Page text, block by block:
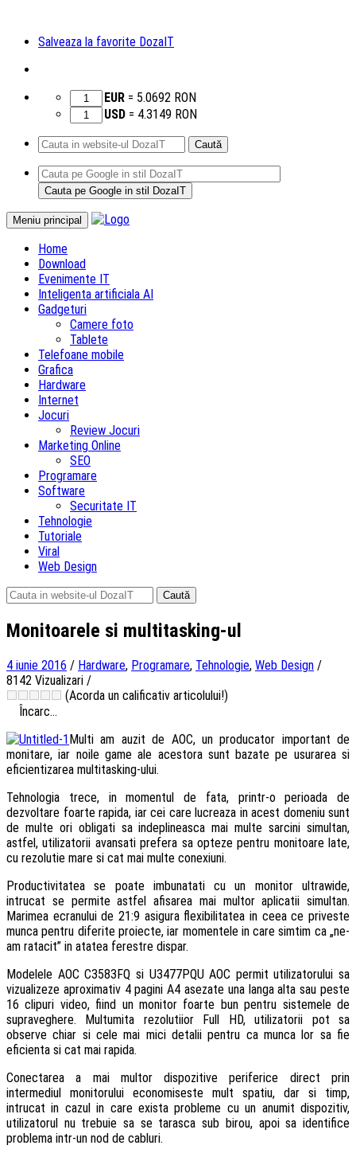
Salveaza la favorite DozaIT
EUR = 5.0692 RON
USD = 4.3149 RON
Caută
după:
Meniu principal
Sari
Home
Download
Evenimente IT
Inteligenta artificiala AI
Gadgeturi
Camere foto
Tablete
Telefoane mobile
Grafica
Hardware
Internet
Jocuri
Review Jocuri
Marketing Online
SEO
Programare
Software
Securitate IT
Tehnologie
Tutoriale
Viral
Web Design
Caută
după:
Monitoarele si multitasking-ul
4 iunie 2016 / Hardware, Programare, Tehnologie, Web Design /
8142 Vizualizari /
(Acorda un calificativ articolului!)
Încarc...
Multi am auzit de AOC, un producator important de
monitare, iar noile game ale acestora sunt bazate pe usurarea si
eficientizarea multitasking-ului.
Tehnologia trece, in momentul de fata, printr-o perioada de
dezvoltare foarte rapida, iar cei care lucreaza in acest domeniu sunt
de multe ori obligati sa indeplineasca mai multe sarcini simultan,
astfel, utilizatorii avansati prefera sa opteze pentru monitoare late,
cu rezolutie mare si cat mai multe conexiuni.
Productivitatea se poate imbunatati cu un monitor ultrawide,
intrucat se permite astfel afisarea mai multor aplicatii simultan.
Marimea ecranului de 21:9 asigura flexibilitatea in ceea ce priveste
munca pentru diferite proiecte, iar momentele in care simtim ca „ne-
am ratacit” in atatea ferestre dispar.
Modelele AOC C3583FQ si U3477PQU AOC permit utilizatorului sa
vizualizeze aproximativ 4 pagini A4 asezate una langa alta sau peste
16 clipuri video, fiind un monitor foarte bun pentru sistemele de
supraveghere. Multumita rezolutiior Full HD, utilizatorii pot sa
observe chiar si cele mai mici detalii pentru ca munca lor sa fie
eficienta si cat mai rapida.
Conectarea a mai multor dispozitive periferice direct prin
intermediul monitorului economiseste mult spatiu, dar si timp,
intrucat in cazul in care exista probleme cu un anumit dispozitiv,
utilizatorul nu trebuie sa se tarasca sub birou, apoi sa identifice
problema intr-un nod de cabluri.